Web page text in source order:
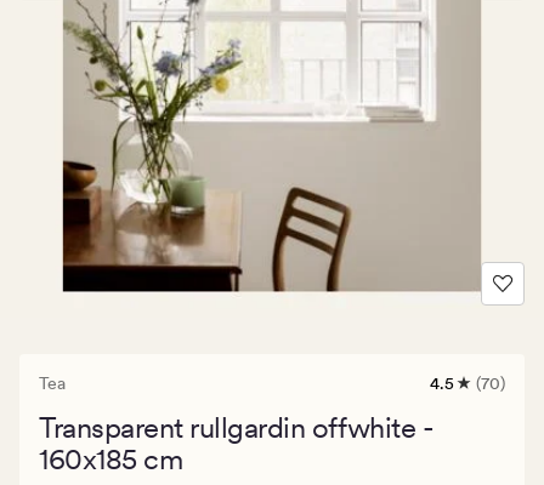
Tea
70
med
4.5 (70)
Transparent rullgardin offwhite -
160x185 cm